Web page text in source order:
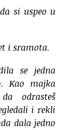
si uspeo u
i sramota.
se jedna
Kao majka
odrasteš
i rekli
dala jedno